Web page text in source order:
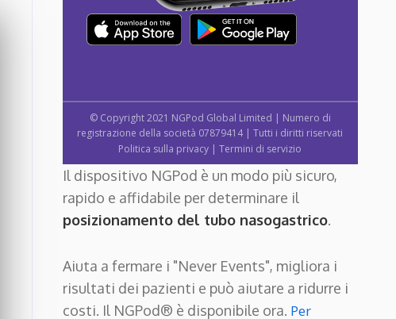
© Copyright 2021 NGPod Global Limited | Numero di
registrazione della società 07879414 | Tutti i diritti riservati
Politica sulla privacy |Termini di servizio
Il dispositivo NGPod è un modo più sicuro,
rapido e affidabile per determinare il
posizionamento del tubo nasogastrico.
Aiuta a fermare i "Never Events", migliora i
risultati dei pazienti e può aiutare a ridurre i
costi. Il NGPod® è disponibile ora. Per